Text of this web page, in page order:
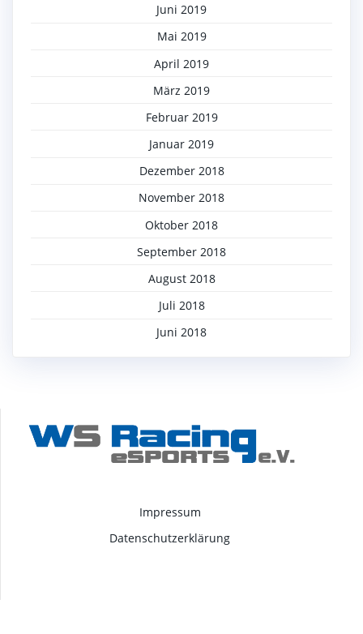
Juni 2019
Mai 2019
April 2019
März 2019
Februar 2019
Januar 2019
Dezember 2018
November 2018
Oktober 2018
September 2018
August 2018
Juli 2018
Juni 2018
Impressum
Datenschutzerklärung